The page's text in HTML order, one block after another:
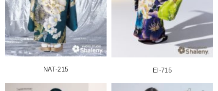
NAT-215 El-715